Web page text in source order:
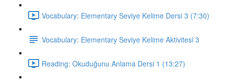
Vocabulary: Elementary Seviye Kelime Dersi 3 (7:30)
Vocabulary: Elementary Seviye Kelime Aktivitesi 3
Reading: Okuduğunu Anlama Dersi 1 (13:27)